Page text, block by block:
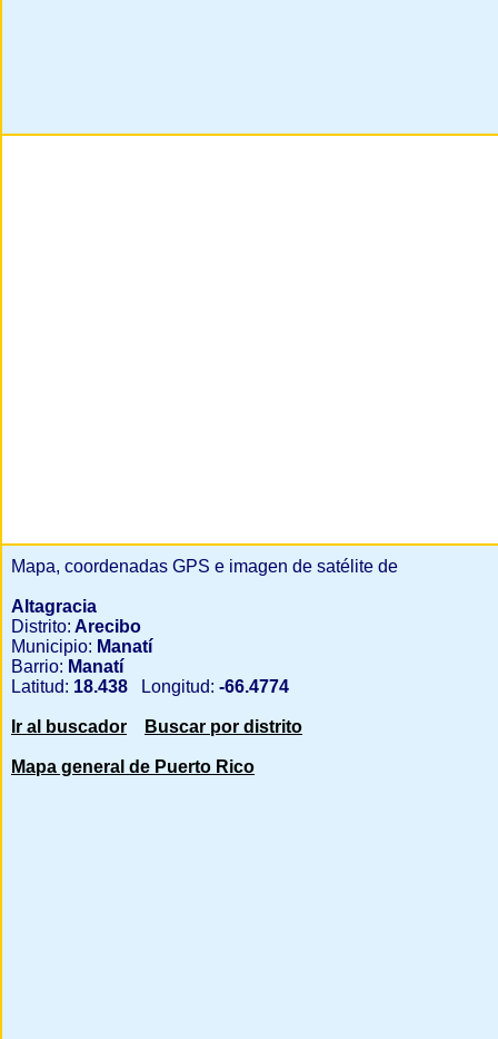
Mapa, coordenadas GPS e imagen de satélite de
Altagracia
Distrito: Arecibo
Municipio: Manatí
Barrio: Manatí
Latitud: 18.438 Longitud: -66.4774
Ir al buscador Buscar por distrito
Mapa general de Puerto Rico